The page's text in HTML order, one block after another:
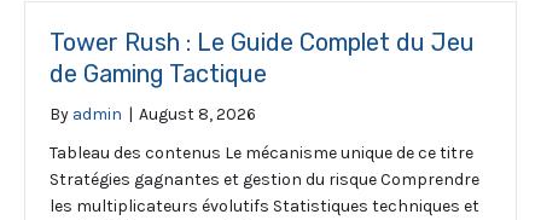
Tower Rush : Le Guide Complet du Jeu
de Gaming Tactique
By admin | August 8, 2026
Tableau des contenus Le mécanisme unique de ce titre
Stratégies gagnantes et gestion du risque Comprendre
les multiplicateurs évolutifs Statistiques techniques et